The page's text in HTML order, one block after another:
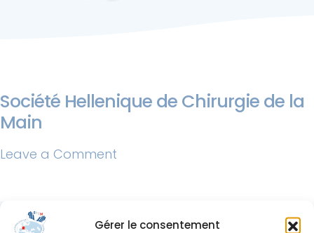
Gérer le consentement
Société Hellenique de Chirurgie de la
Main
Leave a Comment
de